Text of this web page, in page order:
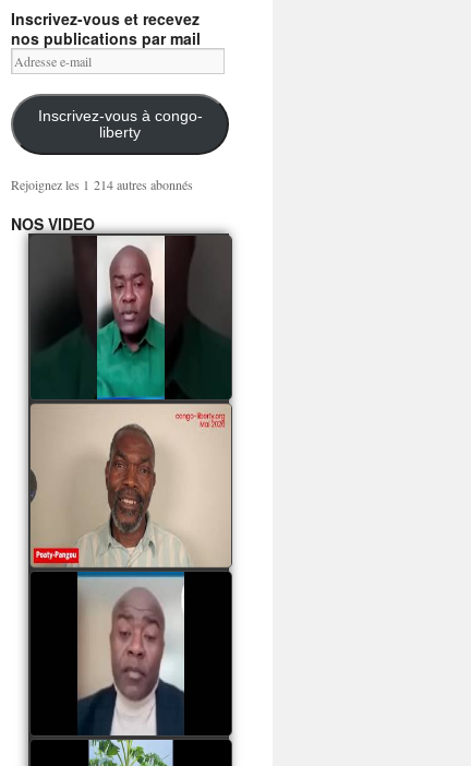
Inscrivez-vous et recevez
nos publications par mail
Adresse
e-
mail
Inscrivez-vous à congo-
liberty
Rejoignez les 1 214 autres abonnés
NOS VIDEO
Mingwa BIANGO : Ni
les mercenaires russes,
ni la garde présidentielle
ne mourront pour
Sassou Denis
watch video
POATY PANGOU
parle de la coquille vide
Collinet Makosso, des
assassinats des jeunes
par Serge OBOA
watch video
Sassou Nguesso est
revenu au pouvoir par
les armes, il ne quittera
le pouvoir que par la
force
watch video